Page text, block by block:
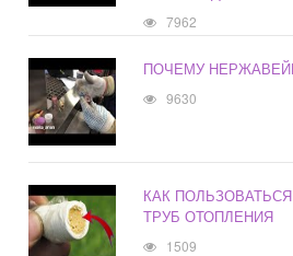
7962
ПОЧЕМУ
9630
КАК
ТРУБ ОТОПЛЕНИЯ
1509